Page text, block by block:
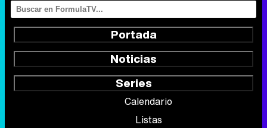
Portada
Noticias
Series
Calendario
Listas